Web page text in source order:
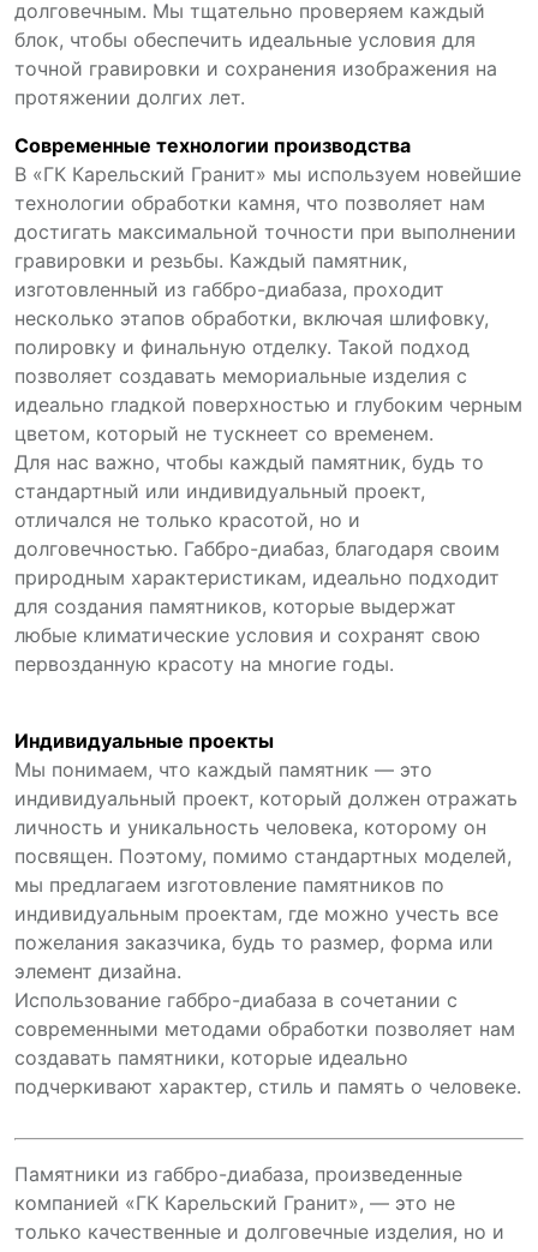
долговечным. Мы тщательно проверяем каждый
блок, чтобы обеспечить идеальные условия для
точной гравировки и сохранения изображения на
протяжении долгих лет.
Современные технологии производства
В «ГК Карельский Гранит» мы используем новейшие
технологии обработки камня, что позволяет нам
достигать максимальной точности при выполнении
гравировки и резьбы. Каждый памятник,
изготовленный из габбро-диабаза, проходит
несколько этапов обработки, включая шлифовку,
полировку и финальную отделку. Такой подход
позволяет создавать мемориальные изделия с
идеально гладкой поверхностью и глубоким черным
цветом, который не тускнеет со временем.
Для нас важно, чтобы каждый памятник, будь то
стандартный или индивидуальный проект,
отличался не только красотой, но и
долговечностью. Габбро-диабаз, благодаря своим
природным характеристикам, идеально подходит
для создания памятников, которые выдержат
любые климатические условия и сохранят свою
первозданную красоту на многие годы.
Индивидуальные проекты
Мы понимаем, что каждый памятник — это
индивидуальный проект, который должен отражать
личность и уникальность человека, которому он
посвящен. Поэтому, помимо стандартных моделей,
мы предлагаем изготовление памятников по
индивидуальным проектам, где можно учесть все
пожелания заказчика, будь то размер, форма или
элемент дизайна.
Использование габбро-диабаза в сочетании с
современными методами обработки позволяет нам
создавать памятники, которые идеально
подчеркивают характер, стиль и память о человеке.
Памятники из габбро-диабаза, произведенные
компанией «ГК Карельский Гранит», — это не
только качественные и долговечные изделия, но и